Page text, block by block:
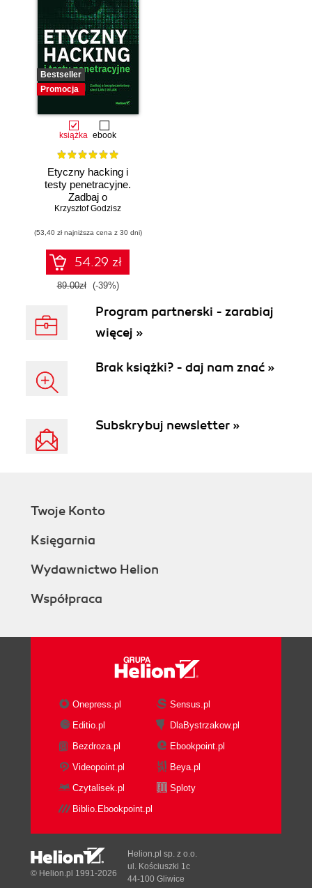
Bestseller
Promocja
książka ebook
Etyczny hacking i
testy penetracyjne.
Zadbaj o
bezpieczeństwo
Krzysztof Godzisz
(53,40 zł najniższa cena z 30 dni)
54.29 zł
89.00zł (-39%)
Program partnerski - zarabiaj
więcej »
Brak książki? - daj nam znać »
Subskrybuj newsletter »
Twoje Konto
Księgarnia
Wydawnictwo Helion
Współpraca
Onepress.pl
Sensus.pl
Editio.pl
DlaBystrzakow.pl
Bezdroza.pl
Ebookpoint.pl
Videopoint.pl
Beya.pl
Czytalisek.pl
Sploty
Biblio.Ebookpoint.pl
© Helion.pl 1991-2026
Helion.pl sp. z o.o.
ul. Kościuszki 1c
44-100 Gliwice